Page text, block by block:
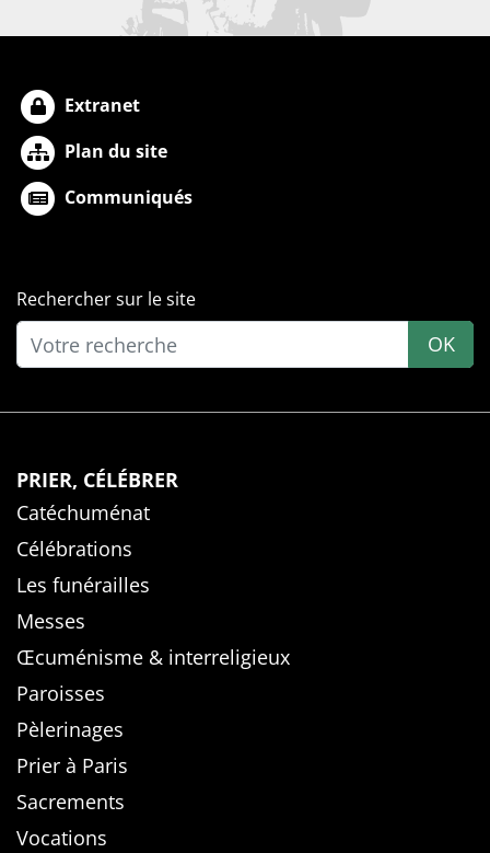
Extranet
Plan du site
Communiqués
Rechercher sur le site
OK
PRIER, CÉLÉBRER
Catéchuménat
Célébrations
Les funérailles
Messes
Œcuménisme & interreligieux
Paroisses
Pèlerinages
Prier à Paris
Sacrements
Vocations